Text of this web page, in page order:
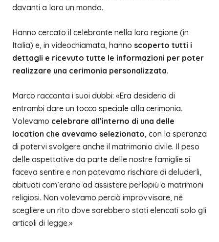
davanti a loro un mondo.
Hanno cercato il celebrante nella loro regione (in
Italia) e, in videochiamata, hanno scoperto tutti i
dettagli e ricevuto tutte le informazioni per poter
realizzare una cerimonia personalizzata.
Marco racconta i suoi dubbi: «Era desiderio di
entrambi dare un tocco speciale alla cerimonia.
Volevamo celebrare all’interno di una delle
location che avevamo selezionato, con la speranza
di potervi svolgere anche il matrimonio civile. Il peso
delle aspettative da parte delle nostre famiglie si
faceva sentire e non potevamo rischiare di deluderli,
abituati com’erano ad assistere perlopiù a matrimoni
religiosi. Non volevamo perciò improvvisare, né
scegliere un rito dove sarebbero stati elencati solo gli
articoli di legge.»